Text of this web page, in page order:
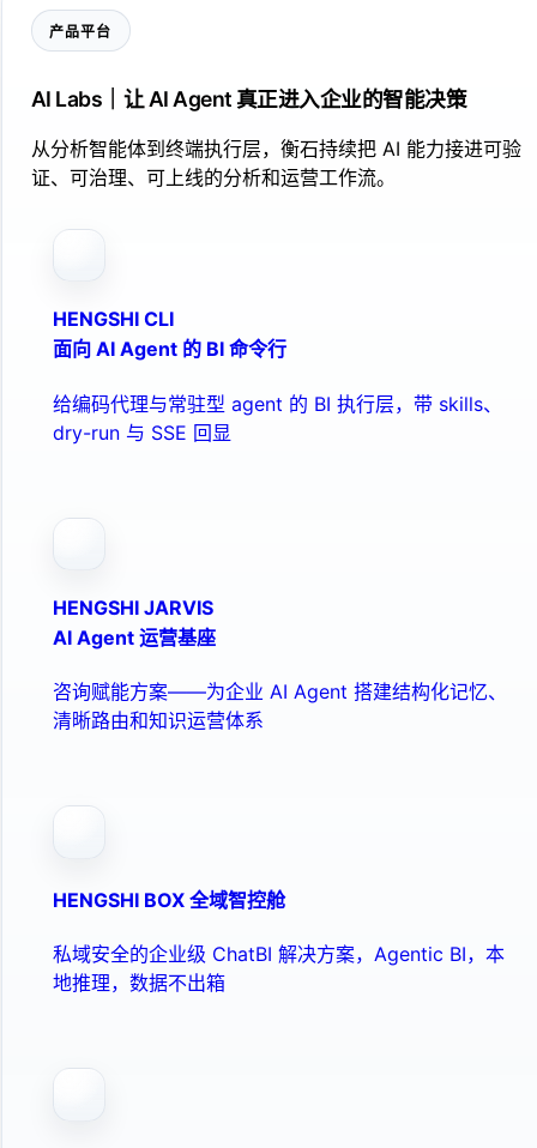
产品平台
AI Labs｜让 AI Agent 真正进入企业的智能决策
从分析智能体到终端执行层，衡石持续把 AI 能力接进可验
证、可治理、可上线的分析和运营工作流。
HENGSHI CLI
面向 AI Agent 的 BI 命令行
给编码代理与常驻型 agent 的 BI 执行层，带 skills、
dry-run 与 SSE 回显
HENGSHI JARVIS
AI Agent 运营基座
咨询赋能方案——为企业 AI Agent 搭建结构化记忆、
清晰路由和知识运营体系
HENGSHI BOX 全域智控舱
私域安全的企业级 ChatBI 解决方案，Agentic BI，本
地推理，数据不出箱